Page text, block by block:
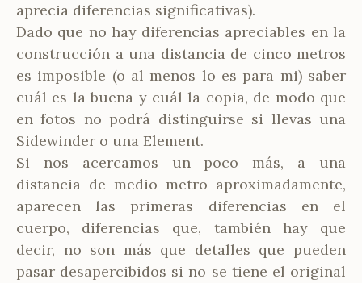
aprecia diferencias significativas).
Dado que no hay diferencias apreciables en la
construcción a una distancia de cinco metros
es imposible (o al menos lo es para mi) saber
cuál es la buena y cuál la copia, de modo que
en fotos no podrá distinguirse si llevas una
Sidewinder o una Element.
Si nos acercamos un poco más, a una
distancia de medio metro aproximadamente,
aparecen las primeras diferencias en el
cuerpo, diferencias que, también hay que
decir, no son más que detalles que pueden
pasar desapercibidos si no se tiene el original